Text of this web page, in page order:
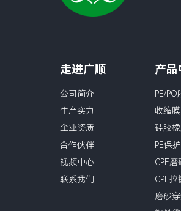
走进广顺
公司简介
生产实力
企业资质
合作伙伴
视频中心
联系我们
产
PE/PO
收缩膜
硅胶
PE保
CPE
CPE
磨砂